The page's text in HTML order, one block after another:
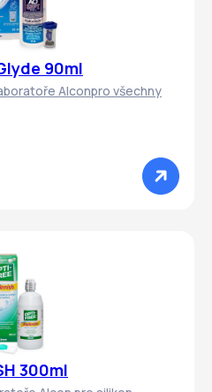
90ml
Alconpro všechny
300ml